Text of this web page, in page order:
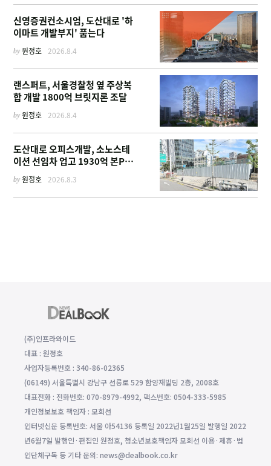
신영증권컨소시엄, 도산대로 '하
이마트 개발부지' 품는다
by원정호 2026.8.4
랜스퍼트, 서울경찰청 옆 주상복
합 개발 1800억 브릿지론 조달
by원정호 2026.8.4
도산대로 오피스개발, 소노스테
이션 선임차 업고 1930억 본PF
확보
by원정호 2026.8.3
(주)인프라와이드
대표 : 원정호
사업자등록번호 : 340-86-02365
(06149) 서울특별시 강남구 선릉로 529 함양재빌딩 2층, 2008호
대표전화 : 전화번호: 070-8979-4992, 팩스번호: 0504-333-5985
개인정보보호 책임자 : 모희선
인터넷신문 등록번호: 서울 아54136 등록일 2022년1월25일 발행일 2022
년6월7일 발행인·편집인 원정호, 청소년보호책임자 모희선 이용·제휴·법
인단체구독 등 기타 문의: news@dealbook.co.kr